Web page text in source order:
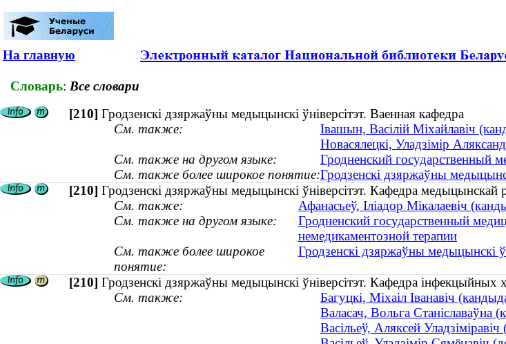
На главную
Словарь: Все словари
[210] Гродзенскі дзяржаўны медыцынскі ўніверсітэт. Ваенная кафедра
См. также:
Івашын, Васілій Міхайлавіч
Новасялецкі, Уладзімір
См. также на другом языке:
Гродненский государственный
См. также более широкое понятие:Гродзенскі дзяржаўны
[210] Гродзенскі дзяржаўны медыцынскі ўніверсітэт. Кафедpа медыцынскай
См. также:
Афанасьеў, Іліадор Мікалаевіч
См. также на другом языке:
Гродненский государственный
немедикаментозной терапии
См. также более широкое
понятие:
Гродзенскі дзяржаўны медыцынскі
[210] Гродзенскі дзяржаўны медыцынскі ўніверсітэт. Кафедра інфекцыйных
См. также:
Багуцкі, Міхаіл Іванавіч
Валасач, Вольга
Васільеў, Аляксей